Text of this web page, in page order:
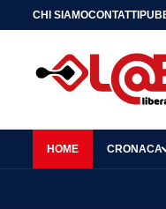
CHI SIAMOCONTATTI
HOME CRONACA